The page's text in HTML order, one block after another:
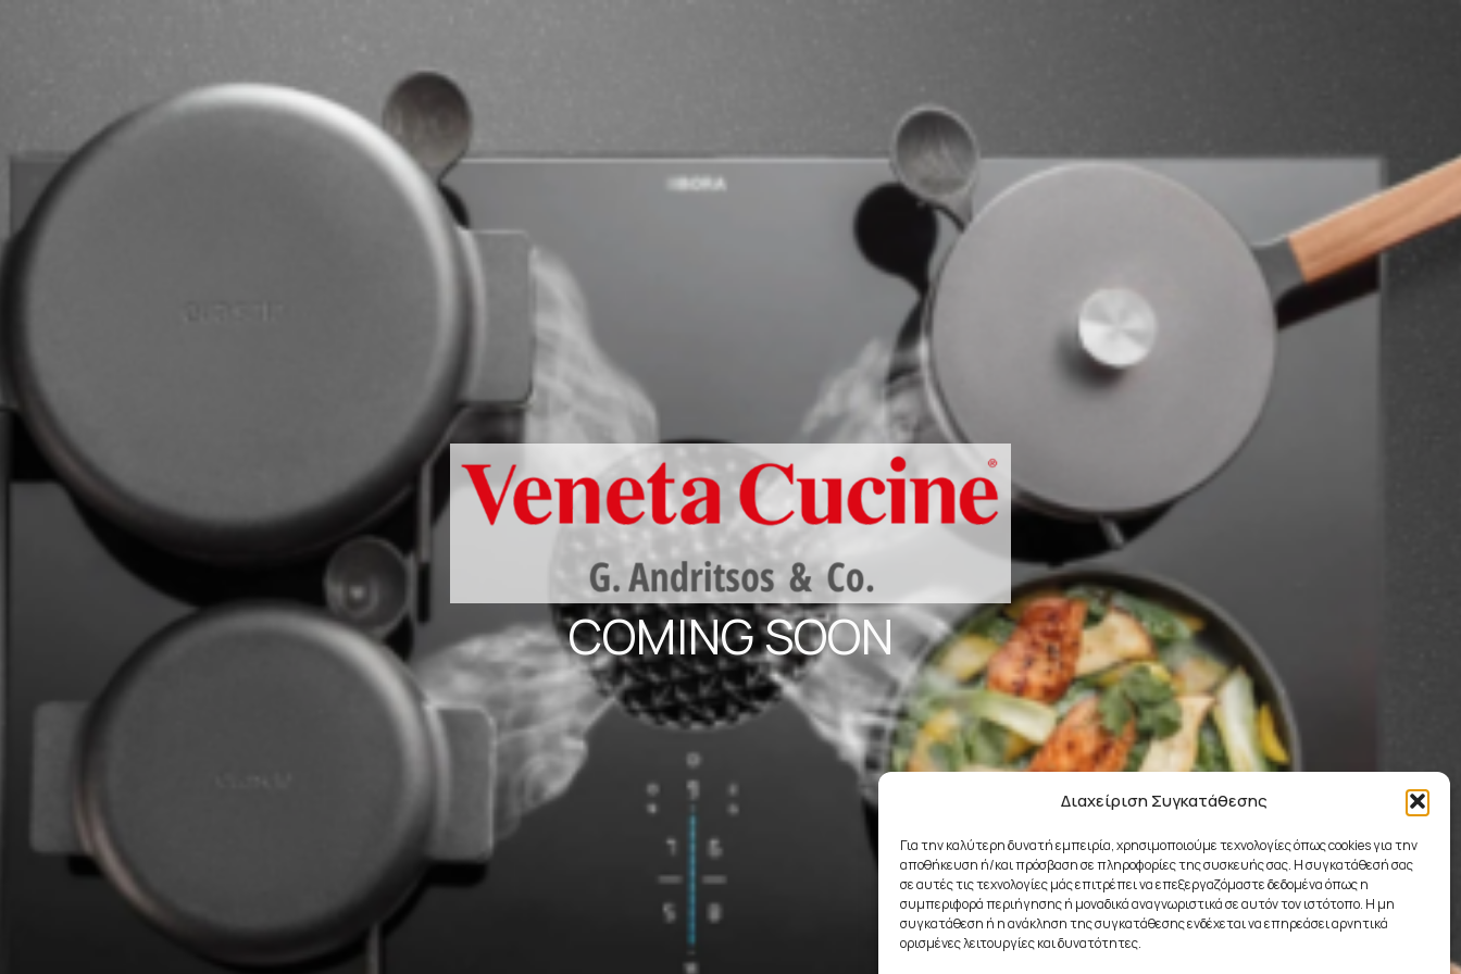
Διαχείριση Συγκατάθεσης
Για την καλύτερη δυνατή εμπειρία, χρησιμοποιούμε τεχνολογίες όπως cookies για την
αποθήκευση ή/και πρόσβαση σε πληροφορίες της συσκευής σας. Η συγκατάθεσή σας
σε αυτές τις τεχνολογίες μάς επιτρέπει να επεξεργαζόμαστε δεδομένα όπως η
συμπεριφορά περιήγησης ή μοναδικά αναγνωριστικά σε αυτόν τον ιστότοπο. Η μη
συγκατάθεση ή η ανάκληση της συγκατάθεσης ενδέχεται να επηρεάσει αρνητικά
ορισμένες λειτουργίες και δυνατότητες.
COMING SOON